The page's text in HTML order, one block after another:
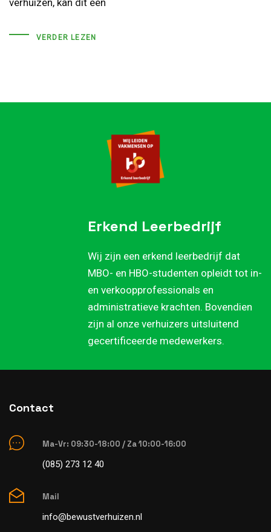
VERDER LEZEN
Erkend Leerbedrijf
Wij zijn een erkend leerbedrijf dat
MBO- en HBO-studenten opleidt tot in-
en verkoopprofessionals en
administratieve krachten. Bovendien
zijn al onze verhuizers uitsluitend
gecertificeerde medewerkers.
Contact
Ma-Vr: 09:30-18:00 / Za 10:00-16:00
(085) 273 12 40
Mail
info@bewustverhuizen.nl